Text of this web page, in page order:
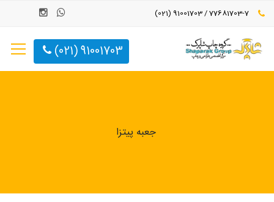
91001703 (021)
جعبه پیتزا